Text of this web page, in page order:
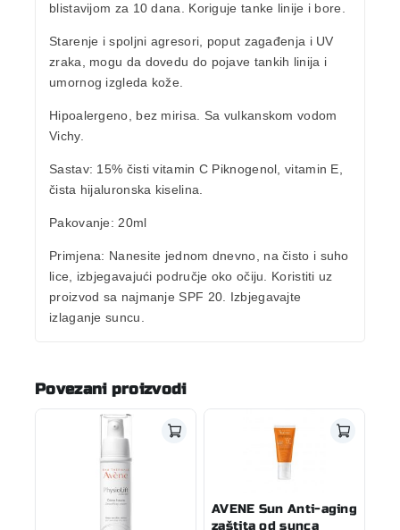
blistavijom za 10 dana. Koriguje tanke linije i bore.
Starenje i spoljni agresori, poput zagađenja i UV
zraka, mogu da dovedu do pojave tankih linija i
umornog izgleda kože.
Hipoalergeno, bez mirisa. Sa vulkanskom vodom
Vichy.
Sastav: 15% čisti vitamin C Piknogenol, vitamin E,
čista hijaluronska kiselina.
Pakovanje: 20ml
Primjena: Nanesite jednom dnevno, na čisto i suho
lice, izbjegavajući područje oko očiju. Koristiti uz
proizvod sa najmanje SPF 20. Izbjegavajte
izlaganje suncu.
Povezani proizvodi
AVENE Sun Anti-aging
zaštita od sunca